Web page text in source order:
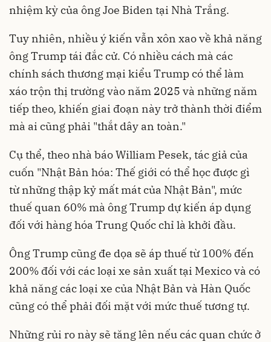
nhiệm kỳ của ông Joe Biden tại Nhà Trắng.
Tuy nhiên, nhiều ý kiến vẫn xôn xao về khả năng
ông Trump tái đắc cử. Có nhiều cách mà các
chính sách thương mại kiểu Trump có thể làm
xáo trộn thị trường vào năm 2025 và những năm
tiếp theo, khiến giai đoạn này trở thành thời điểm
mà ai cũng phải "thắt dây an toàn."
Cụ thể, theo nhà báo William Pesek, tác giả của
cuốn "Nhật Bản hóa: Thế giới có thể học được gì
từ những thập kỷ mất mát của Nhật Bản", mức
thuế quan 60% mà ông Trump dự kiến ​​áp dụng
đối với hàng hóa Trung Quốc chỉ là khởi đầu.
Ông Trump cũng đe dọa sẽ áp thuế từ 100% đến
200% đối với các loại xe sản xuất tại Mexico và có
khả năng các loại xe của Nhật Bản và Hàn Quốc
cũng có thể phải đối mặt với mức thuế tương tự.
Những rủi ro này sẽ tăng lên nếu các quan chức ở